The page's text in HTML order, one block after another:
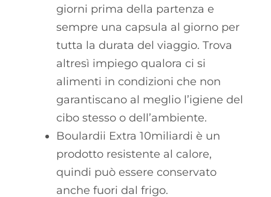
giorni prima della partenza e
sempre una capsula al giorno per
tutta la durata del viaggio. Trova
altresì impiego qualora ci si
alimenti in condizioni che non
garantiscano al meglio l’igiene del
cibo stesso o dell’ambiente.
Boulardii Extra 10miliardi è un
prodotto resistente al calore,
quindi può essere conservato
anche fuori dal frigo.